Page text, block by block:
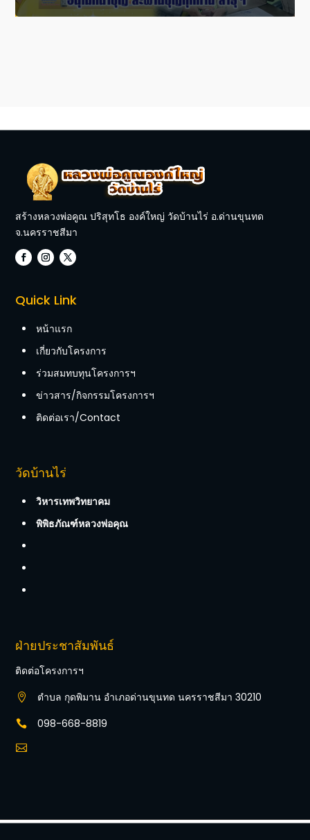
สร้างหลวงพ่อคูณ ปริสุทโธ องค์ใหญ่ วัดบ้านไร่ อ.ด่านขุนทด
จ.นครราชสีมา
Quick Link
หน้าแรก
เกี่ยวกับโครงการ
ร่วมสมทบทุนโครงการฯ
ข่าวสาร/กิจกรรมโครงการฯ
ติดต่อเรา/Contact
วัดบ้านไร่
วิหารเทพวิทยาคม
พิพิธภัณฑ์หลวงพ่อคุณ
ฝ่ายประชาสัมพันธ์
ติดต่อโครงการฯ
 ตำบล กุดพิมาน อำเภอด่านขุนทด นครราชสีมา 30210
 098-668-8819
